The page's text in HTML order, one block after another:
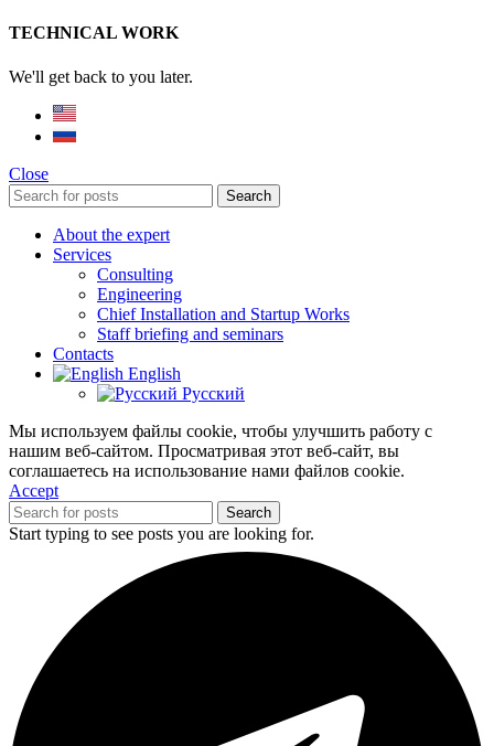
TECHNICAL WORK
We'll get back to you later.
Close
Search
About the expert
Services
Consulting
Engineering
Chief Installation and Startup Works
Staff briefing and seminars
Contacts
English
Русский
Мы используем файлы cookie, чтобы улучшить работу с
нашим веб-сайтом. Просматривая этот веб-сайт, вы
соглашаетесь на использование нами файлов cookie.
Accept
Search
Start typing to see posts you are looking for.